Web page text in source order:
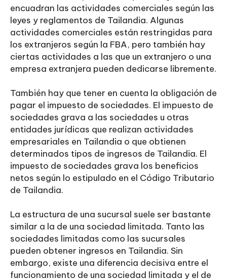
encuadran las actividades comerciales según las
leyes y reglamentos de Tailandia. Algunas
actividades comerciales están restringidas para
los extranjeros según la FBA, pero también hay
ciertas actividades a las que un extranjero o una
empresa extranjera pueden dedicarse libremente.
También hay que tener en cuenta la obligación de
pagar el impuesto de sociedades. El impuesto de
sociedades grava a las sociedades u otras
entidades jurídicas que realizan actividades
empresariales en Tailandia o que obtienen
determinados tipos de ingresos de Tailandia. El
impuesto de sociedades grava los beneficios
netos según lo estipulado en el Código Tributario
de Tailandia.
La estructura de una sucursal suele ser bastante
similar a la de una sociedad limitada. Tanto las
sociedades limitadas como las sucursales
pueden obtener ingresos en Tailandia. Sin
embargo, existe una diferencia decisiva entre el
funcionamiento de una sociedad limitada y el de